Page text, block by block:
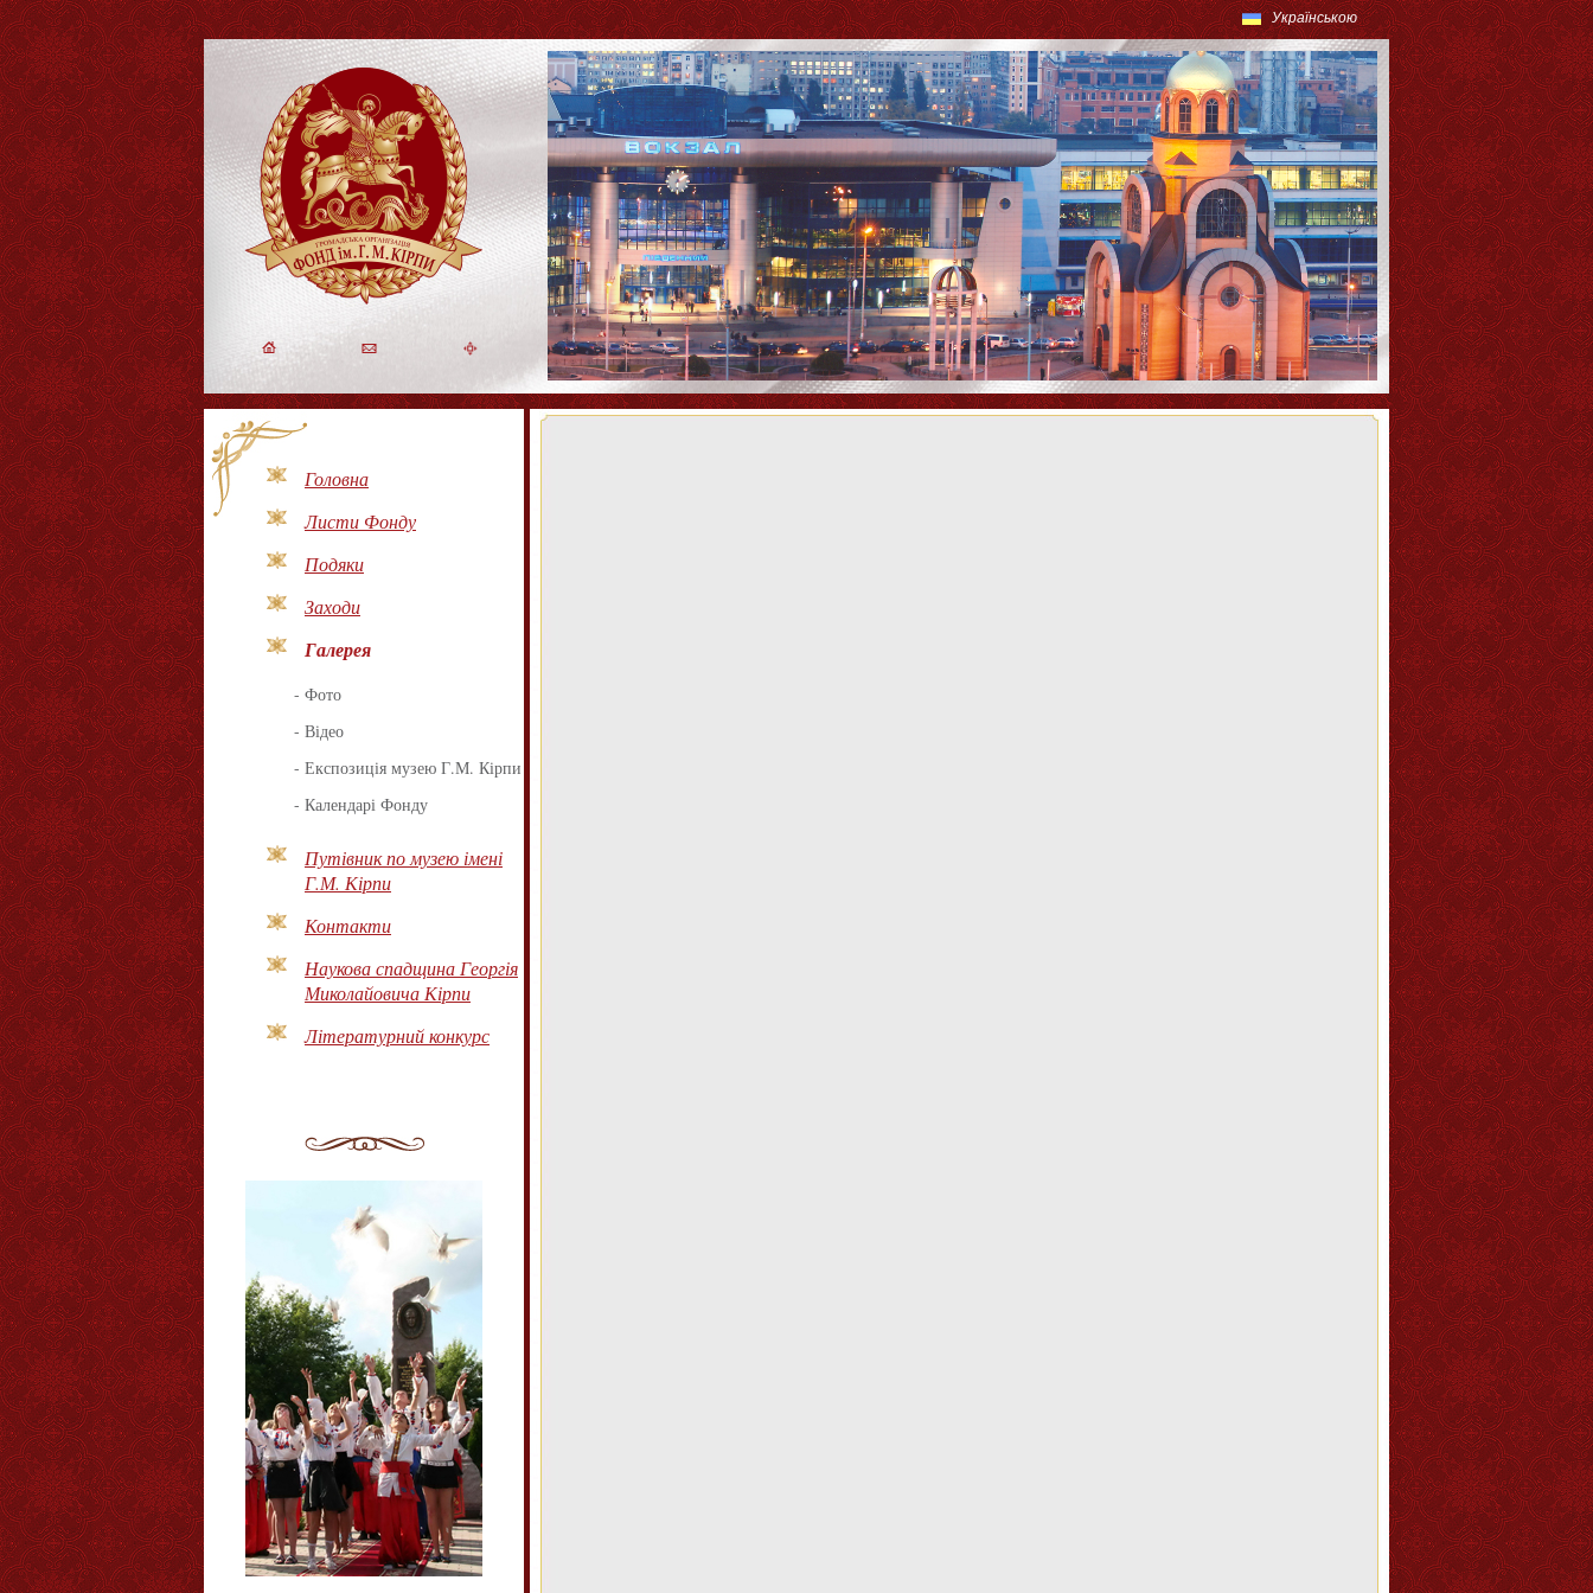
Українською
Головна
Листи Фонду
Подяки
Заходи
Галерея
- Фото
- Відео
- Експозиція музею Г.М. Кірпи
- Календарі Фонду
Путівник по музею імені
Г.М. Кірпи
Контакти
Наукова спадщина Георгія
Миколайовича Кірпи
Літературний конкурс